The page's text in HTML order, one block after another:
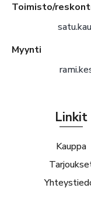
Toimisto/
Myynti
Linkit
Kauppa